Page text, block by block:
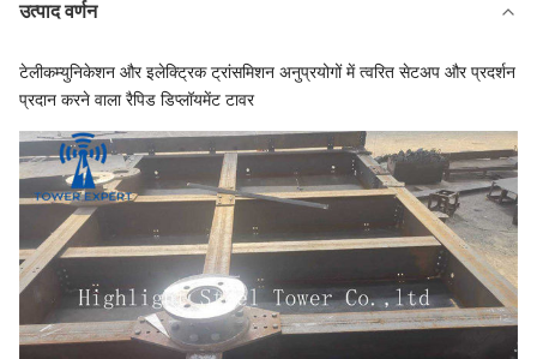
उत्पाद वर्णन
टेलीकम्युनिकेशन और इलेक्ट्रिक ट्रांसमिशन अनुप्रयोगों में त्वरित सेटअप और प्रदर्शन
प्रदान करने वाला रैपिड डिप्लॉयमेंट टावर